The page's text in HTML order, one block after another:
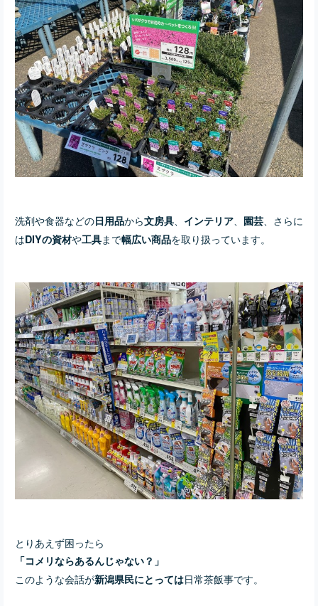
洗剤や食器などの日用品から文房具 インテリア 園芸 、さらに
はDIYの資材や工具まで幅広い商品を取り扱っています。
とりあえず困ったら
「コメリならあるんじゃない？」
このような会話が新潟県民にとっては日常茶飯事です。